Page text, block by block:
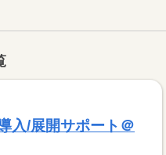
入/展開サポート＠